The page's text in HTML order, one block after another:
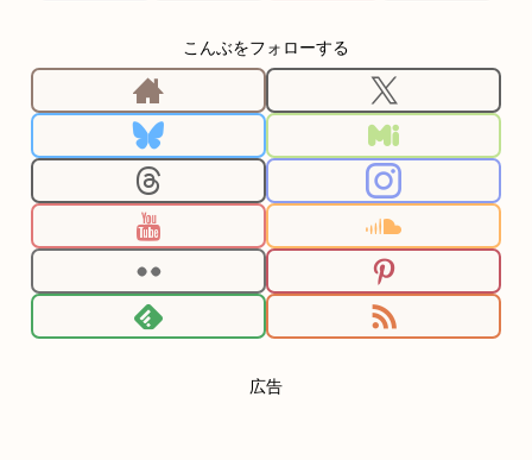
こんぶをフォローする
広告